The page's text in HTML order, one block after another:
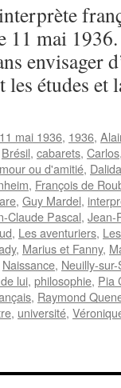
mai
envisager
les études
11 mai 1936, 1936,
Brésil, cabarets, Carlos
ou d'amitié, Dalida
, François de
, Guy Mardel,
Claude Pascal, Jean-
, Les aventuriers,
, Marius et Fanny,
Naissance, Neuilly-
lui, philosophie, Pia
, Raymond
, université,